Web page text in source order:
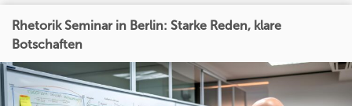
Rhetorik Seminar in Berlin: Starke Reden, klare
Botschaften